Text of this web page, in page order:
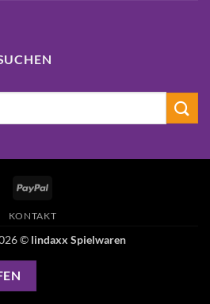
PayPal
KONTAKT
© lindaxx Spielwaren